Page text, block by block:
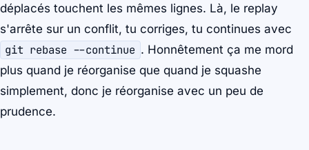
déplacés touchent les mêmes lignes. Là, le replay
s'arrête sur un conflit, tu corriges, tu continues avec
git rebase --continue . Honnêtement ça me mord
plus quand je réorganise que quand je squashe
simplement, donc je réorganise avec un peu de
prudence.